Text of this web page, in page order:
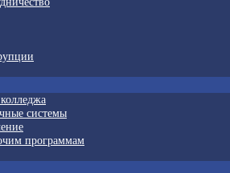
системы
программам